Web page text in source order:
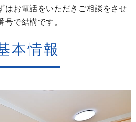
はお電話をいただきご相談をさせ
号で結構です。
本情報